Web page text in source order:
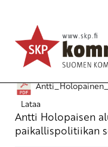
Voidaanko
10.4.2014 - 13:56
Lataa
Antti Holopaisen
paikallispolitiikan